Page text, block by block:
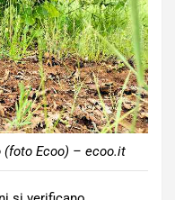
Ecoo) – ecoo.it